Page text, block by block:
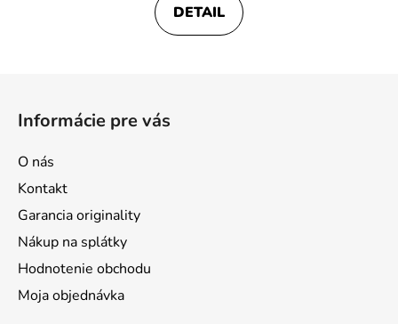
DETAIL
Informácie pre vás
O nás
Kontakt
Garancia originality
Nákup na splátky
Hodnotenie obchodu
Moja objednávka